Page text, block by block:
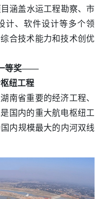
历史
企业
市政
轨道
桥梁
隧道
工程
工程
公告
时政
博士
特色
招聘
联系
客户
涵盖水运工程勘察、市
计、软件设计等多个领
合技术能力和技术创优
等奖——
纽工程
省重要的经济工程、
国内的重大航电枢纽工
内规模最大的内河双线